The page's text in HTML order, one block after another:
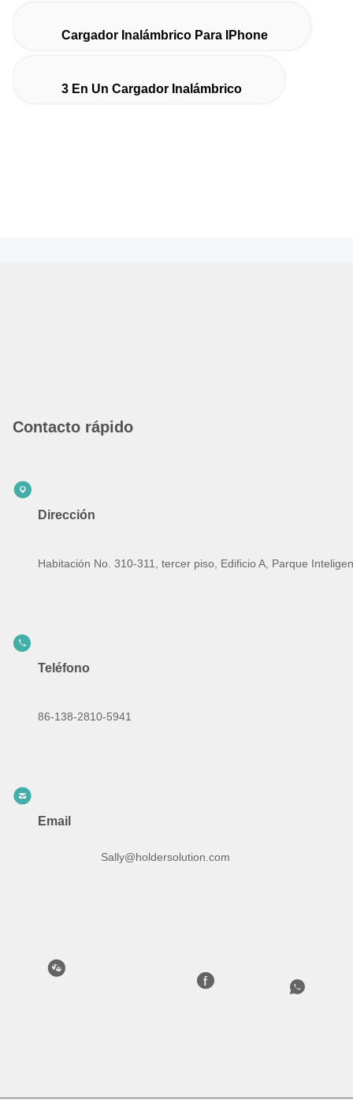
Cargador Inalámbrico Para IPhone
3 En Un Cargador Inalámbrico
Contacto rápido
Dirección
Habitación No. 310-311, tercer piso, Edificio A, Parque
Teléfono
86-138-2810-5941
Email
Sally@holdersolution.com